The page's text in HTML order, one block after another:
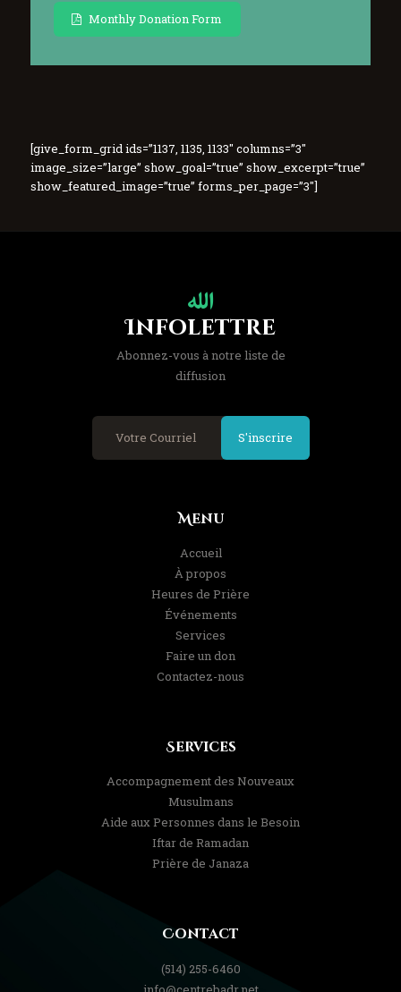
Monthly Donation Form
[give_form_grid ids=”1137, 1135, 1133″ columns=”3″
image_size=”large” show_goal=”true” show_excerpt=”true”
show_featured_image=”true” forms_per_page=”3″]
Infolettre
Abonnez-vous à notre liste de
diffusion
S'inscrire
Menu
Accueil
À propos
Heures de Prière
Événements
Services
Faire un don
Contactez-nous
Services
Accompagnement des Nouveaux
Musulmans
Aide aux Personnes dans le Besoin
Iftar de Ramadan
Prière de Janaza
Contact
(514) 255-6460